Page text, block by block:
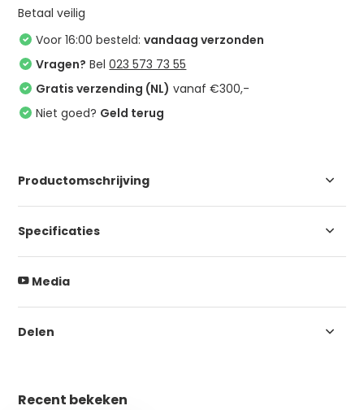
Betaal veilig
Voor 16:00 besteld:vandaag verzonden
Vragen? Bel023 573 73 55
Gratis verzending (NL) vanaf €300,-
Niet goed? Geld terug
Productomschrijving
Specificaties
Media
Delen
Recent bekeken